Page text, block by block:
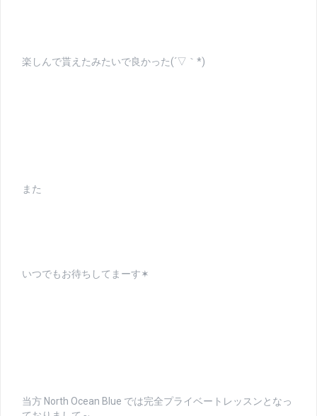
楽しんで貰えたみたいで良かった(´▽｀*)
また
いつでもお待ちしてまーす✶
当方 North Ocean Blue では完全プライベートレッスンとなっ